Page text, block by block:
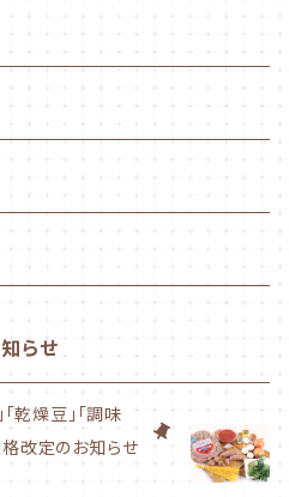
らせ
「乾燥豆」「調味
格改定のお知らせ